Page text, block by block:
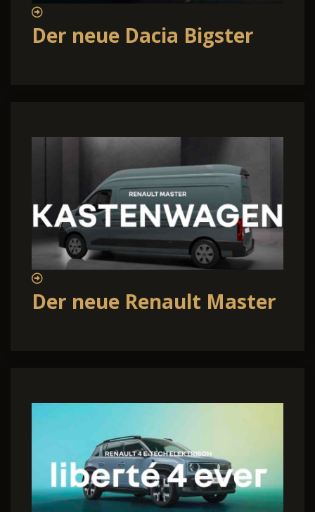
Der neue Dacia Bigster
Der neue Renault Master